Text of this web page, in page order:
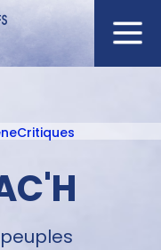
Critiques